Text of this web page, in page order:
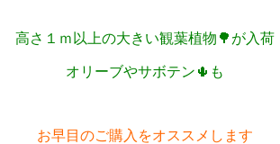
高さ１ｍ以上の大きい観葉植物🌳が入荷
オリーブやサボテン🌵も
お早目のご購入をオススメします